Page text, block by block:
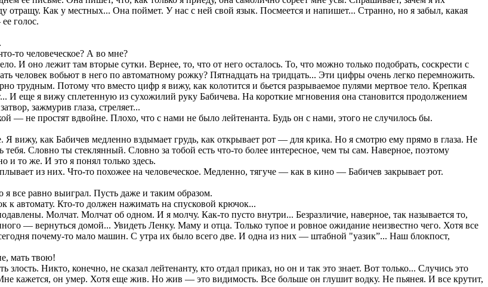
Как у местных... Она поймет. У нас с ней свой язык. Посмеется и напишет... Странно, но я забыл, какая
голос.
то человеческое? А во мне?
И оно лежит там вторые сутки. Вернее, то, что от него осталось. То, что можно только подобрать, соскрести с
человек вобьют в него по автоматному рожку? Пятнадцать на тридцать... Эти цифры очень легко перемножить.
трудным. Потому что вместо цифр я вижу, как колотится и бьется разрываемое пулями мертвое тело. Крепкая
И еще я вижу сплетенную из сухожилий руку Бабичева. На короткие мгновения она становится продолжением
зажмурив глаза, стреляет...
— не простят вдвойне. Плохо, что с нами не было лейтенанта. Будь он с нами, этого не случилось бы.
как Бабичев медленно вздымает грудь, как открывает рот — для крика. Но я смотрю ему прямо в глаза. Не
Словно ты стеклянный. Словно за тобой есть что-то более интересное, чем ты сам. Наверное, поэтому
и то же. И это я понял только здесь.
из них. Что-то похожее на человеческое. Медленно, тягуче — как в кино — Бабичев закрывает рот.
все равно выиграл. Пусть даже и таким образом.
автомату. Кто-то должен нажимать на спусковой крючок...
Молчат. Молчат об одном. И я молчу. Как-то пусто внутри... Безразличие, наверное, так называется то,
— вернуться домой... Увидеть Ленку. Маму и отца. Только тупое и ровное ожидание неизвестно чего. Хотя все
почему-то мало машин. С утра их было всего две. И одна из них — штабной "уазик”... Наш блокпост,
мать твою!
Никто, конечно, не сказал лейтенанту, кто отдал приказ, но он и так это знает. Вот только... Случись это
кажется, он умер. Хотя еще жив. Но жив — это видимость. Все больше он глушит водку. Не пьянея. И все крутит,